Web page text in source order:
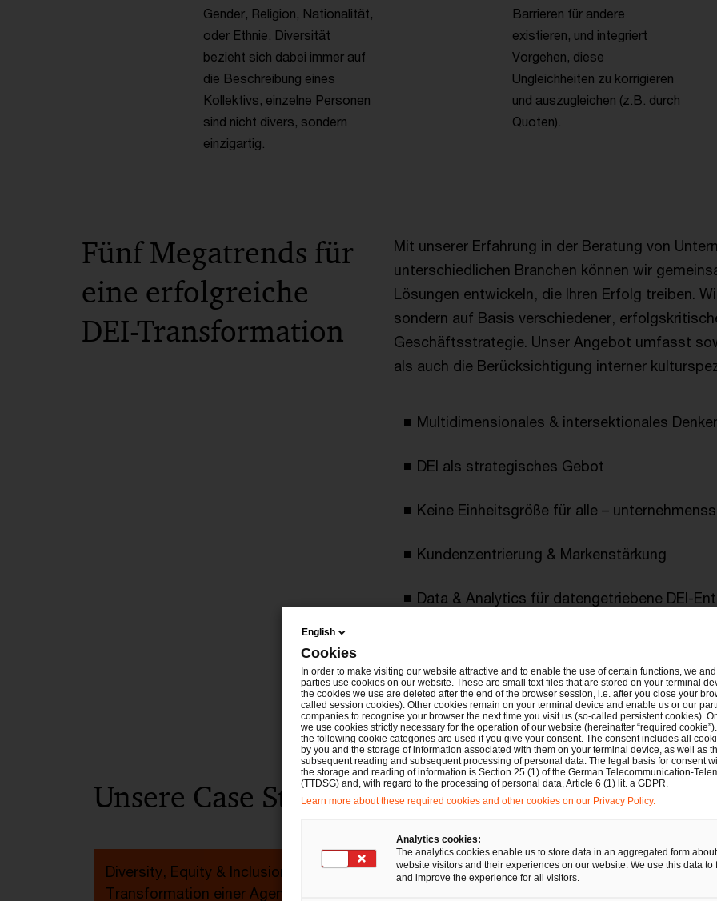
Gender, Religion, Nationalität,
oder Ethnie. Diversität
bezieht sich dabei immer auf
die Beschreibung eines
Kollektivs, einzelne Personen
sind nicht divers, sondern
einzigartig.
Barrieren für andere
existieren, und integriert
Vorgehen, diese
Ungleichheiten zu korrigieren
und auszugleichen (z.B. durch
Quoten).
Fünf Megatrends für
eine erfolgreiche
DEI-Transformation
Mit unserer Erfahrung in der Beratung von
unterschiedlichen Branchen können wir
Lösungen entwickeln, die Ihren Erfolg treiben.
sondern auf Basis verschiedener,
Geschäftsstrategie. Unser Angebot umfasst
als auch die Berücksichtigung interner
Multidimensionales & intersektionales
DEI als strategisches Gebot
Keine Einheitsgröße für alle –
Kundenzentrierung & Markenstärkung
Data & Analytics für datengetriebene DEI-
Wir helfen Ihnen nicht nur dabei, Fairness
Chain zu heben, sondern auch Ihre
Markenrelevanz zu steigern.
Unsere Case Studies
Diversity, Equity & Inclusion
Transformation einer Agentur
Diversity, Equity &
English
Cookies
In order to make visiting our website attractive and to enable the use of certain functions, we
parties use cookies on our website. These are small text files that are stored on your terminal
the cookies we use are deleted after the end of the browser session, i.e. after you close your
called session cookies). Other cookies remain on your terminal device and enable us or our
companies to recognise your browser the next time you visit us (so-called persistent cookies).
we use cookies strictly necessary for the operation of our website (hereinafter “required
the following cookie categories are used if you give your consent. The consent includes all
by you and the storage of information associated with them on your terminal device, as well as
subsequent reading and subsequent processing of personal data. The legal basis for consent
the storage and reading of information is Section 25 (1) of the German Telecommunication-
(TTDSG) and, with regard to the processing of personal data, Article 6 (1) lit. a GDPR.
Learn more about these required cookies and other cookies on our Privacy Policy.
Analytics cookies:
The analytics cookies enable us to store data in an aggregated form
website visitors and their experiences on our website. We use this data to
and improve the experience for all visitors.